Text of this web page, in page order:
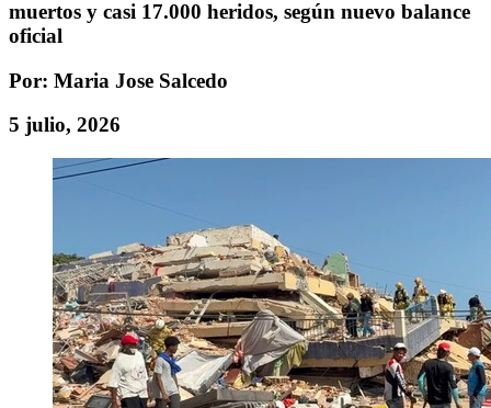
muertos y casi 17.000 heridos, según nuevo balance
oficial
Por: Maria Jose Salcedo
5 julio, 2026